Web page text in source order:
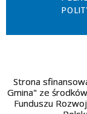
Strona
Gmina" ze
Funduszu